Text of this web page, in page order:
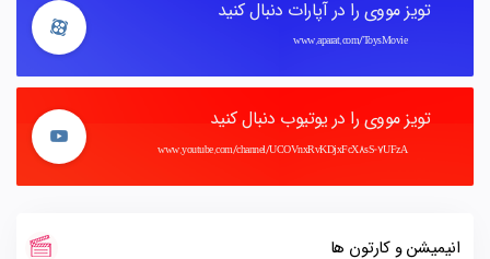
تویز مووی را در آپارات دنبال کنید
www.aparat.com/ToysMovie
تویز مووی را در یوتیوب دنبال کنید
www.youtube.com/channel/UCOVnxRvKDjxFcX8sS-7UFzA
انیمیشن و کارتون ها